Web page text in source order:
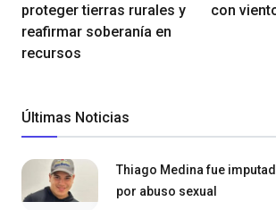
proteger tierras rurales y
reafirmar soberanía en
recursos
con
Últimas Noticias
Thiago Medina fue
por abuso sexual